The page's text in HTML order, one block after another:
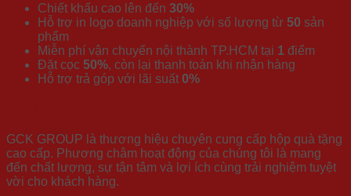
Chiết khấu cao lên đến 30%
Hỗ trợ in logo doanh nghiệp với số lượng từ 50 sản
phẩm
Miễn phí vận chuyển nội thành TP.HCM tại 1 điểm
Đặt cọc 50%, còn lại thanh toán khi nhận hàng
Hỗ trợ trả góp với lãi suất 0%
GCK GROUP là thương hiệu chuyên cung cấp hộp quà tặng
cao cấp. Phương châm hoạt động của chúng tôi là mang
đến chất lượng, sự tận tâm và lợi ích cùng trải nghiệm tuyệt
vời cho khách hàng.